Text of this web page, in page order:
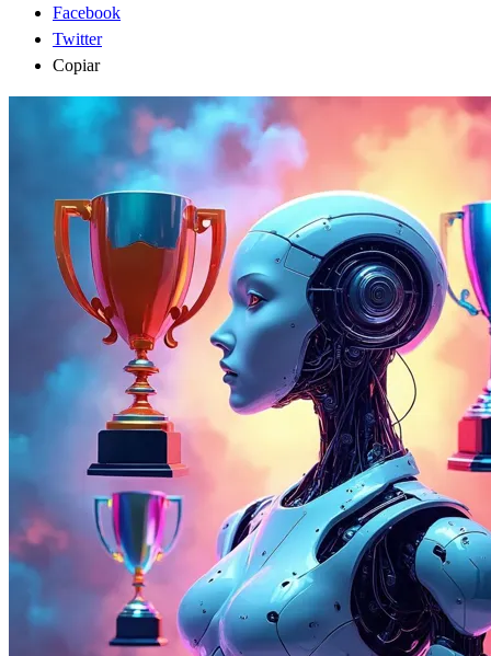
Facebook
Twitter
Copiar